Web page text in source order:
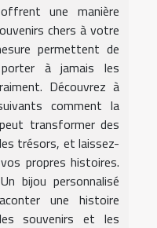
une manière
chers à votre
permettent de
à jamais les
Découvrez à
comment la
transformer des
trésors, et laissez-
propres histoires.
bijou personnalisé
une histoire
souvenirs et les